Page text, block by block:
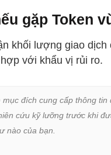
gặp Token
khối lượng giao
với khẩu vị rủi ro.
mục đích cung cấp thông
cứu kỹ lưỡng trước khi
nào của bạn.